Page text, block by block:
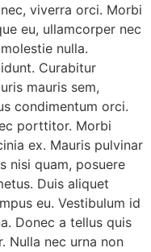
viverra orci. Morbi
eu, ullamcorper nec
nulla.
Curabitur
mauris sem,
condimentum orci.
porttitor. Morbi
ex. Mauris pulvinar
nisi quam, posuere
Duis aliquet
eu. Vestibulum id
Donec a tellus quis
Nulla nec urna non